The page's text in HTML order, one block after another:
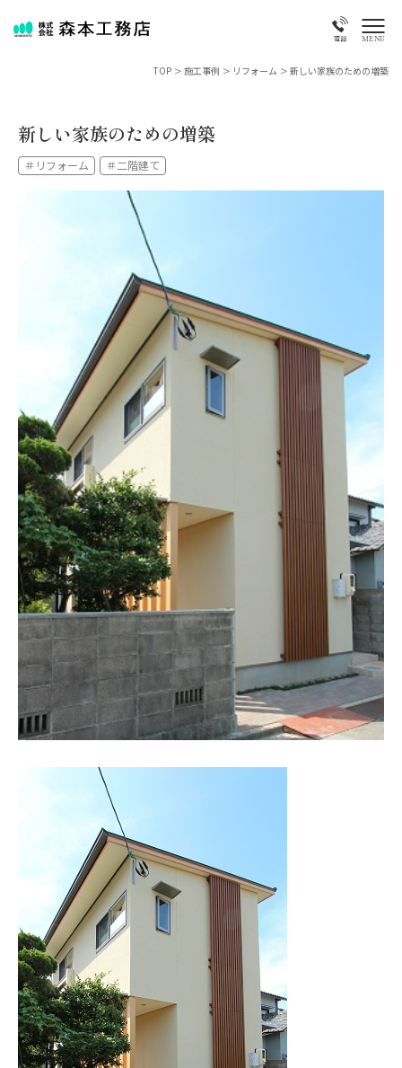
電話 MENU
TOP > 施工事例 > リフォーム > 新しい家族のための増築
新しい家族のための増築
＃リフォーム ＃二階建て